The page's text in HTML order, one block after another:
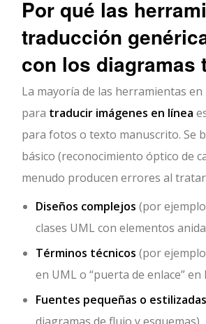
Por qué las
traducción
con los diagramas
La mayoría de las herramientas
para traducir imágenes en línea
para fotos o texto manuscrito. Se
básico (reconocimiento óptico de
menudo producen errores al
Diseños complejos (por
clases UML con elementos
Términos técnicos (por
en UML o “puerta de enlace” en
Fuentes pequeñas o estilizadas